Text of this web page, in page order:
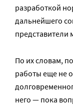
разработкой
дальнейшего
представители
По их словам,
работы еще не
него — пока